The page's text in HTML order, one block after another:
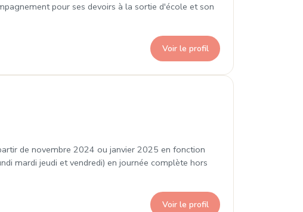
pour ses devoirs à la sortie d'école et son
Voir le profil
de novembre 2024 ou janvier 2025 en fonction
mardi jeudi et vendredi) en journée complète hors
Voir le profil